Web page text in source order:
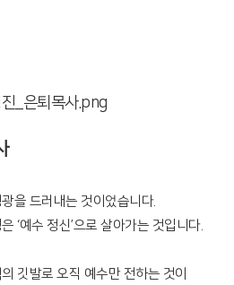
을 드러내는 것이었습니다.
‘예수 정신’으로 살아가는 것입니다.
깃발로 오직 예수만 전하는 것이